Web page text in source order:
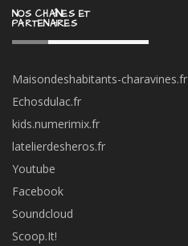
NOS CHAÎNES ET
PARTENAIRES
Maisondeshabitants-charavines.fr
Echosdulac.fr
kids.numerimix.fr
latelierdesheros.fr
Youtube
Facebook
Soundcloud
Scoop.It!